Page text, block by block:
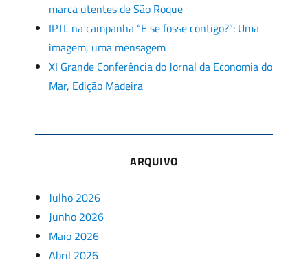
marca utentes de São Roque
IPTL na campanha “E se fosse contigo?”: Uma
imagem, uma mensagem
XI Grande Conferência do Jornal da Economia do
Mar, Edição Madeira
ARQUIVO
Julho 2026
Junho 2026
Maio 2026
Abril 2026